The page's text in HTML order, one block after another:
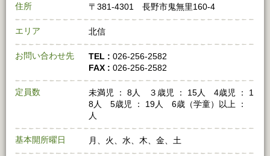
住所 〒381-4301 長野市鬼無里160-4
エリア 北信
お問い合わせ先 TEL : 026-256-2582
FAX : 026-256-2582
定員数
未満児 ： 8人 ３歳児 ： 15人 4歳児 ： 1
8人 5歳児 ： 19人 6歳（学童）以上 ：
人
基本開所曜日 月、火、水、木、金、土